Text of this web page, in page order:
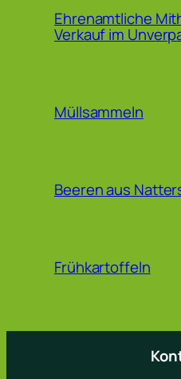
Ehrenamtliche
Verkauf im
Müllsammeln
Beeren aus
Frühkartoffeln